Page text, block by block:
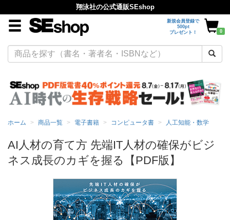
翔泳社の公式通販SEshop
新規会員登録で
500pt
プレゼント！
0
ホーム 商品一覧 電子書籍 コンピュータ書 人工知能・数学
AI人材の育て方 先端IT人材の確保がビジ
ネス成長のカギを握る【PDF版】